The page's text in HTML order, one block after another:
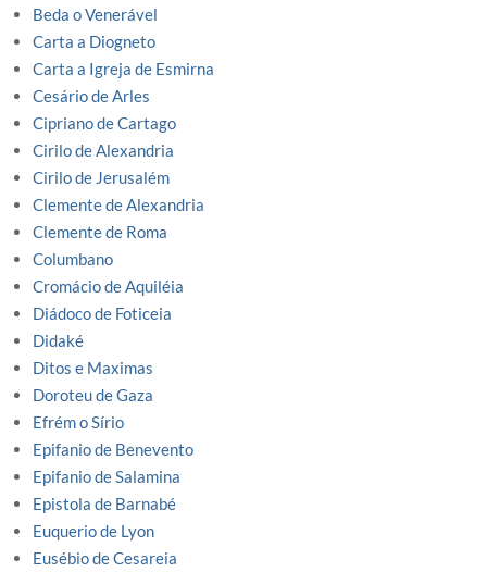
Beda o Venerável
Carta a Diogneto
Carta a Igreja de Esmirna
Cesário de Arles
Cipriano de Cartago
Cirilo de Alexandria
Cirilo de Jerusalém
Clemente de Alexandria
Clemente de Roma
Columbano
Cromácio de Aquiléia
Diádoco de Foticeia
Didaké
Ditos e Maximas
Doroteu de Gaza
Efrém o Sírio
Epifanio de Benevento
Epifanio de Salamina
Epistola de Barnabé
Euquerio de Lyon
Eusébio de Cesareia